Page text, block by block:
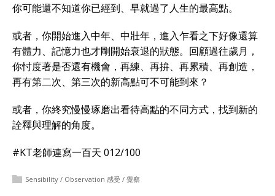
你可能還不知道你已經到、早就過了人生的最高點。
或者，你開始進入中年、中壯年，進入乍看之下好像還算
有體力、記憶力也才剛開始衰退的狀態。回顧過往歲月，
你忖度著是否還有機會，再練、再拚、再累積、再創造，
再有第二次、第三次的新高點可不可能到來？
或者，你終究慢慢琢磨出看待高點的不同方式，找到新的
詮釋與理解的角度。
#KT老師連寫一百天 012/100
Sensibility / Observation 感受 / 覺察